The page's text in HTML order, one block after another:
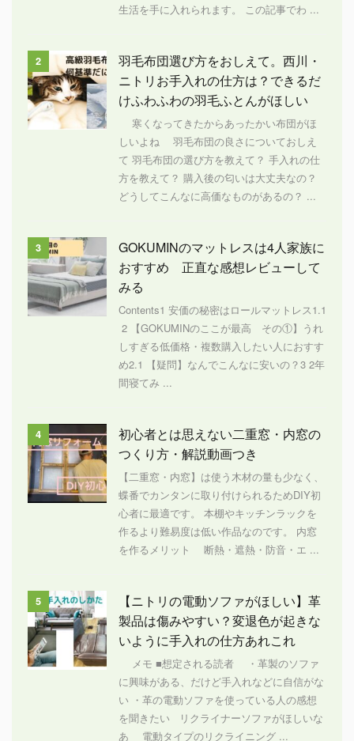
生活を手に入れられます。 この記事でわ ...
2
羽毛布団選び方をおしえて。西川・
ニトリお手入れの仕方は？できるだ
けふわふわの羽毛ふとんがほしい
寒くなってきたからあったかい布団がほ
しいよね 羽毛布団の良さについておしえ
て 羽毛布団の選び方を教えて？ 手入れの仕
方を教えて？ 購入後の匂いは大丈夫なの？
どうしてこんなに高価なものがあるの？ ...
3
GOKUMINのマットレスは4人家族に
おすすめ 正直な感想レビューして
みる
Contents1 安価の秘密はロールマットレス1.1
2 【GOKUMINのここが最高 その①】うれ
しすぎる低価格・複数購入したい人におすす
め2.1 【疑問】なんでこんなに安いの？3 2年
間寝てみ ...
4
初心者とは思えない二重窓・内窓の
つくり方・解説動画つき
【二重窓・内窓】は使う木材の量も少なく、
蝶番でカンタンに取り付けられるためDIY初
心者に最適です。 本棚やキッチンラックを
作るより難易度は低い作品なのです。 内窓
を作るメリット 断熱・遮熱・防音・エ ...
5
【ニトリの電動ソファがほしい】革
製品は傷みやすい？変退色が起きな
いように手入れの仕方あれこれ
メモ ■想定される読者 ・革製のソファ
に興味がある、だけど手入れなどに自信がな
い ・革の電動ソファを使っている人の感想
を聞きたい リクライナーソファがほしいな
あ 電動タイプのリクライニング ...